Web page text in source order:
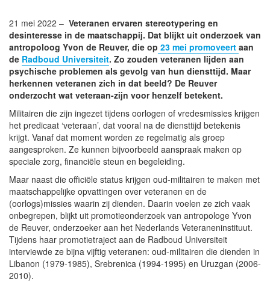
21 mei 2022 – Veteranen ervaren stereotypering en
desinteresse in de maatschappij. Dat blijkt uit onderzoek van
antropoloog Yvon de Reuver, die op 23 mei promoveert aan
de Radboud Universiteit. Zo zouden veteranen lijden aan
psychische problemen als gevolg van hun diensttijd. Maar
herkennen veteranen zich in dat beeld? De Reuver
onderzocht wat veteraan-zijn voor henzelf betekent.
Militairen die zijn ingezet tijdens oorlogen of vredesmissies krijgen
het predicaat ‘veteraan’, dat vooral na de diensttijd betekenis
krijgt. Vanaf dat moment worden ze regelmatig als groep
aangesproken. Ze kunnen bijvoorbeeld aanspraak maken op
speciale zorg, financiële steun en begeleiding.
Maar naast die officiële status krijgen oud-militairen te maken met
maatschappelijke opvattingen over veteranen en de
(oorlogs)missies waarin zij dienden. Daarin voelen ze zich vaak
onbegrepen, blijkt uit promotieonderzoek van antropologe Yvon
de Reuver, onderzoeker aan het Nederlands Veteraneninstituut.
Tijdens haar promotietraject aan de Radboud Universiteit
interviewde ze bijna vijftig veteranen: oud-militairen die dienden in
Libanon (1979-1985), Srebrenica (1994-1995) en Uruzgan (2006-
2010).